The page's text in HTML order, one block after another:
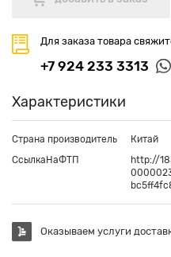
Для заказа товара
+7 924 233 3313
Характеристики
Страна производитель
Китай
СсылкаНаФТП
http://
Оказываем услуги